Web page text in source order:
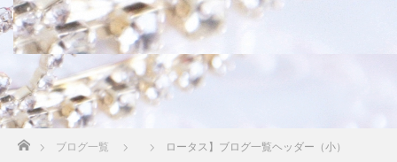
スタッフブログ
ブログ一覧 ロータス】ブログ一覧ヘッダー（小）